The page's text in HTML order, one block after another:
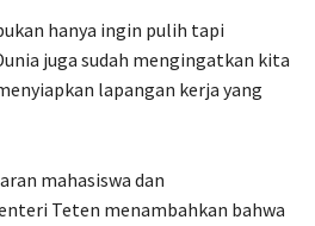
hanya ingin pulih tapi
juga sudah mengingatkan kita
lapangan kerja yang
mahasiswa dan
Teten menambahkan bahwa